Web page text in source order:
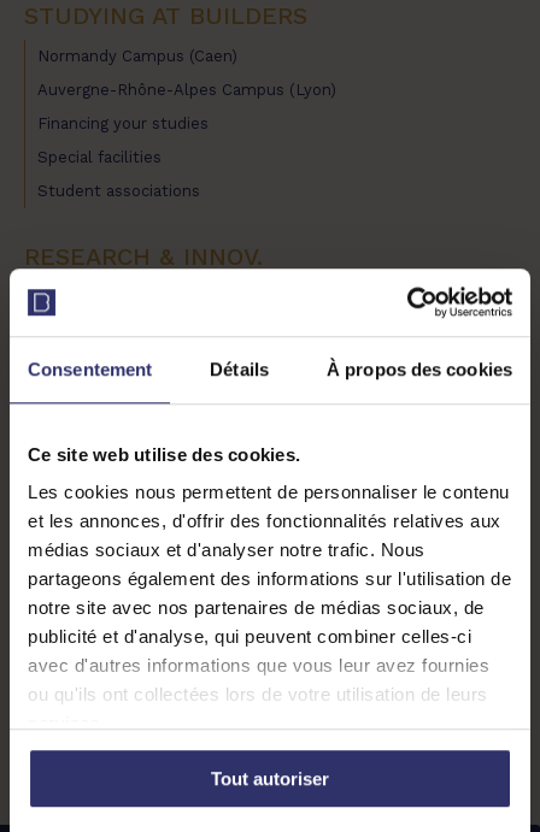
Consentement Détails À propos des cookies
Ce site web utilise des cookies.
Les cookies nous permettent de personnaliser le contenu
et les annonces, d'offrir des fonctionnalités relatives aux
médias sociaux et d'analyser notre trafic. Nous
partageons également des informations sur l'utilisation de
notre site avec nos partenaires de médias sociaux, de
publicité et d'analyse, qui peuvent combiner celles-ci
avec d'autres informations que vous leur avez fournies
ou qu'ils ont collectées lors de votre utilisation de leurs
Tout autoriser
STUDYING AT BUILDERS
Normandy Campus (Caen)
Auvergne-Rhône-Alpes Campus (Lyon)
Financing your studies
Special facilities
Student associations
RESEARCH & INNOV.
BUILDERS Marine
Educational innovation
CONNECT PORTAL
CONTACT
RESOURCES
FAQ
EN